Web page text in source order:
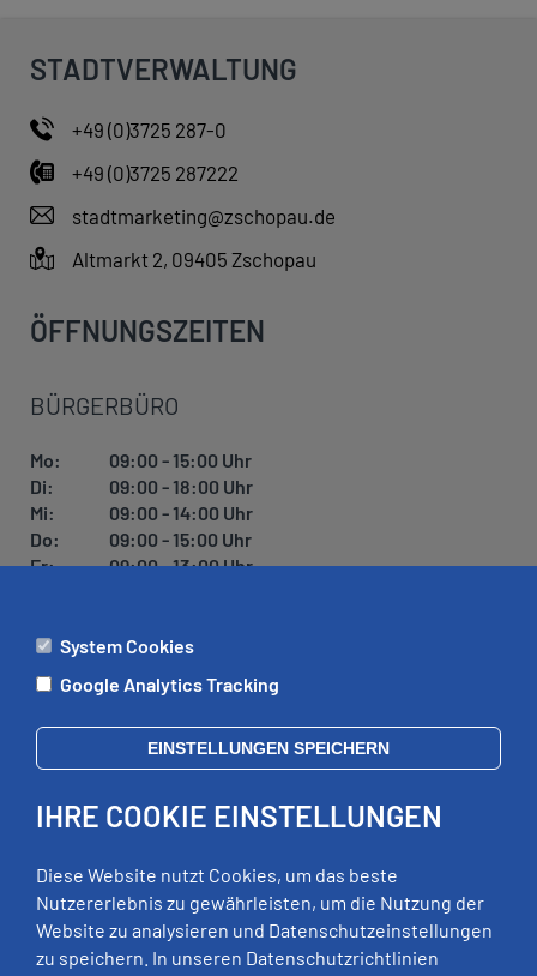
STADTVERWALTUNG
+49 (0)3725 287-0
+49 (0)3725 287222
stadtmarketing@zschopau.de
Altmarkt 2, 09405 Zschopau
ÖFFNUNGSZEITEN
BÜRGERBÜRO
Mo:
09:00 - 15:00 Uhr
Di:
09:00 - 18:00 Uhr
Mi:
09:00 - 14:00 Uhr
Do:
09:00 - 15:00 Uhr
Fr:
09:00 - 13:00 Uhr
ÄMTER
Di:
09:00 - 12:00 Uhr, 13:00 - 18:00 Uhr
Mi:
geschlossen
Fr:
09:00 - 12:00 Uhr
RECHTLICHES
System Cookies
Google Analytics Tracking
EINSTELLUNGEN SPEICHERN
IHRE COOKIE EINSTELLUNGEN
Diese Website nutzt Cookies, um das beste
Nutzererlebnis zu gewährleisten, um die Nutzung der
Website zu analysieren und Datenschutzeinstellungen
zu speichern. In unseren Datenschutzrichtlinien